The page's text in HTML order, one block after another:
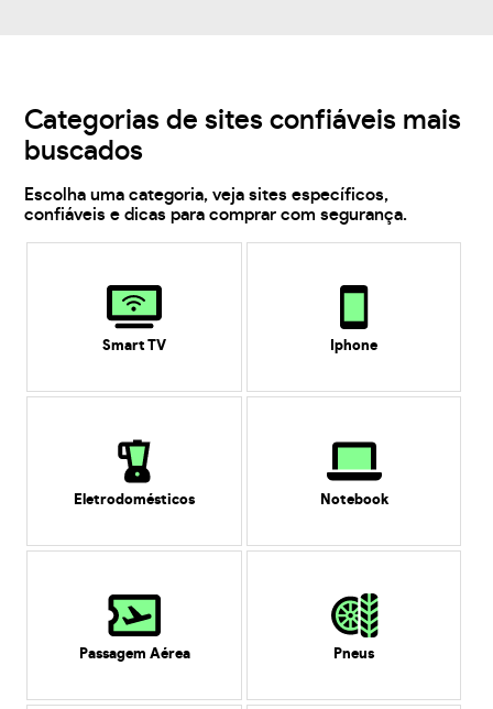
Categorias de sites confiáveis mais
buscados
Escolha uma categoria, veja sites específicos,
confiáveis e dicas para comprar com segurança.
Smart TV Iphone
Eletrodomésticos Notebook
Passagem Aérea Pneus